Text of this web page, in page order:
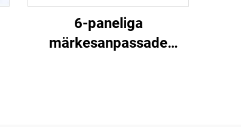
6-paneliga
märkesanpassade